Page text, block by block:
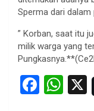
Sperma dari dalam
” Korban, saat itu
milik warga yang
F
W X